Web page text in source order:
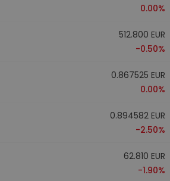
0.00%
512.800 EUR
-0.50%
0.867525 EUR
0.00%
0.894582 EUR
-2.50%
62.810 EUR
-1.90%